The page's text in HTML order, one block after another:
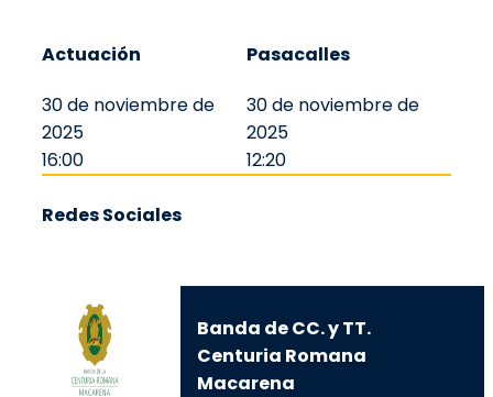
Actuación
30 de noviembre de
2025
16:00
Pasacalles
30 de noviembre de
2025
12:20
Redes Sociales
Banda de CC. y TT.
Centuria Romana
Macarena